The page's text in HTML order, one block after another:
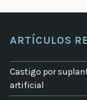
ARTÍCULOS
Castigo por
artificial